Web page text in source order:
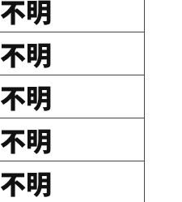
不明
不明
不明
不明
不明